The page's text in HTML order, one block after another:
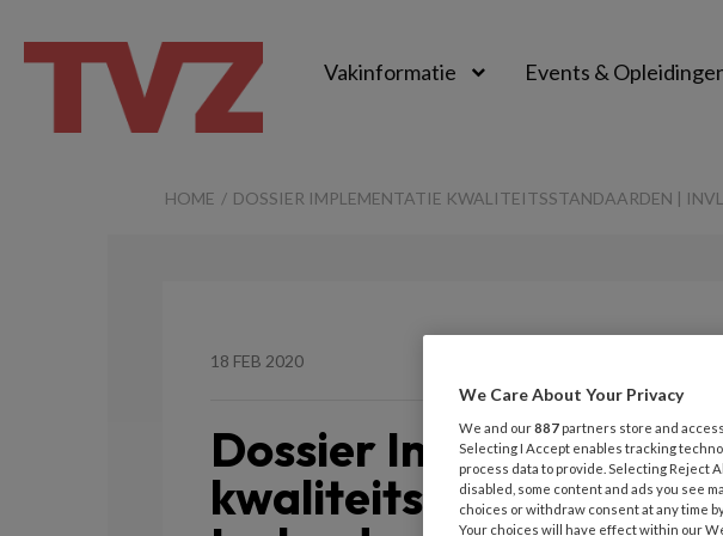
Vakinformatie Events &
HOME DOSSIER IMPLEMENTATIE KWALITEITSSTANDAARDEN |
18 FEB 2020
Dossier Implementatie
kwaliteitsstandaarden
We Care About Your Privacy
We and our887 partners store and
Selecting I Accept enables tracking
process data to provide. Selecting Reject
disabled, some content and ads you see
choices or withdraw consent at any time
Your choices will have effect within our